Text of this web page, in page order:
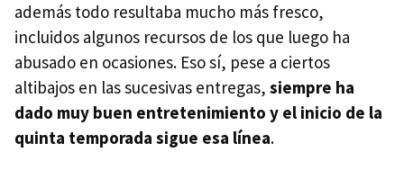
además todo resultaba mucho más fresco,
incluidos algunos recursos de los que luego ha
abusado en ocasiones. Eso sí, pese a ciertos
altibajos en las sucesivas entregas, siempre ha
dado muy buen entretenimiento y el inicio de la
quinta temporada sigue esa línea.